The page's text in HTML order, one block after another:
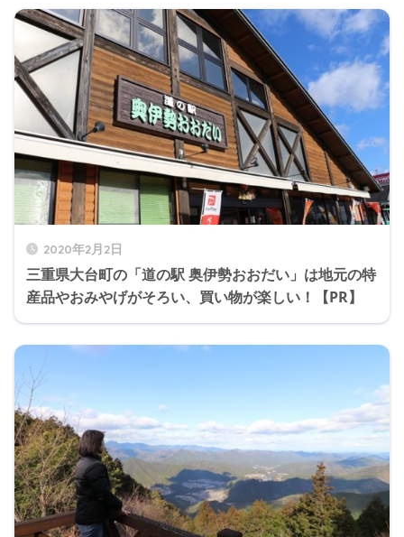
2020年2月2日
三重県大台町の「道の駅 奥伊勢おおだい」は地元の特
産品やおみやげがそろい、買い物が楽しい！【PR】